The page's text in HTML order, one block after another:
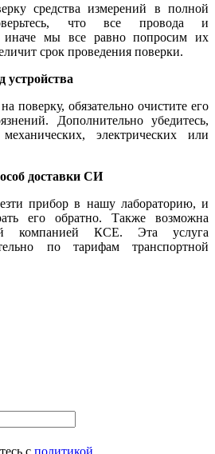
средства измерений в полной
что все провода и
иначе мы все равно попросим их
срок проведения поверки.
устройства
поверку, обязательно очистите его
Дополнительно убедитесь,
электрических или
доставки СИ
прибор в нашу лабораторию, и
его обратно. Также возможна
компанией КСЕ. Эта услуга
по тарифам транспортной
с политикой